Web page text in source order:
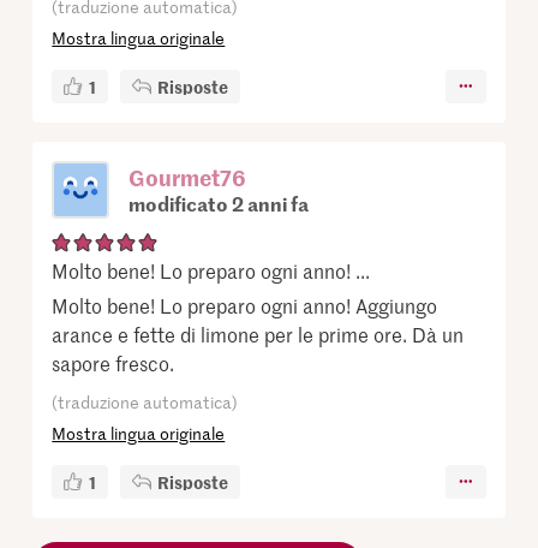
(traduzione automatica)
Mostra lingua originale
1 Risposte
Gourmet76
modificato 2 anni fa
Molto bene! Lo preparo ogni anno! ...
Molto bene! Lo preparo ogni anno! Aggiungo
arance e fette di limone per le prime ore. Dà un
sapore fresco.
(traduzione automatica)
Mostra lingua originale
1 Risposte